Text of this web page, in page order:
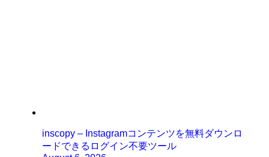
inscopy – Instagramコンテンツを無料ダウンロ
ードできるログイン不要ツール